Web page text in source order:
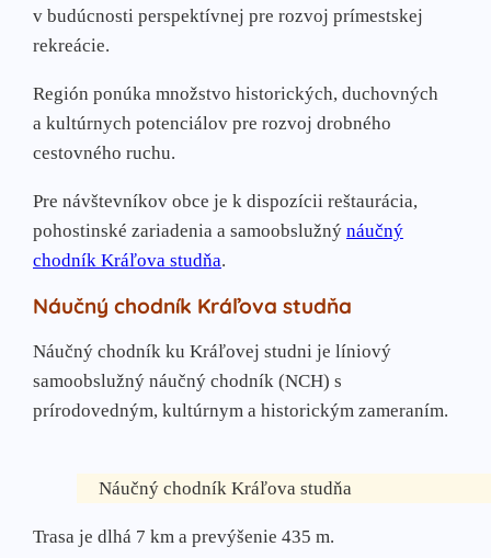
v budúcnosti perspektívnej pre rozvoj prímestskej
rekreácie.
Región ponúka množstvo historických, duchovných
a kultúrnych potenciálov pre rozvoj drobného
cestovného ruchu.
Pre návštevníkov obce je k dispozícii reštaurácia,
pohostinské zariadenia a samoobslužný náučný
chodník Kráľova studňa.
Náučný chodník Kráľova studňa
Náučný chodník ku Kráľovej studni je líniový
samoobslužný náučný chodník (NCH) s
prírodovedným, kultúrnym a historickým zameraním.
Náučný chodník Kráľova studňa
Trasa je dlhá 7 km a prevýšenie 435 m.